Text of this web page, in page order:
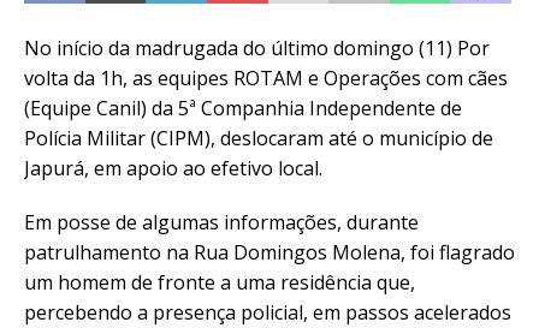
No início da madrugada do último domingo (11) Por
volta da 1h, as equipes ROTAM e Operações com cães
(Equipe Canil) da 5ª Companhia Independente de
Polícia Militar (CIPM), deslocaram até o município de
Japurá, em apoio ao efetivo local.
Em posse de algumas informações, durante
patrulhamento na Rua Domingos Molena, foi flagrado
um homem de fronte a uma residência que,
percebendo a presença policial, em passos acelerados